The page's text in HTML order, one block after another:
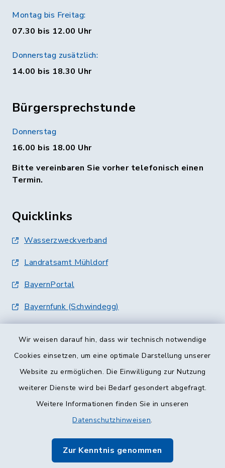
Wir weisen darauf hin, dass wir technisch notwendige
Cookies einsetzen, um eine optimale Darstellung unserer
Website zu ermöglichen. Die Einwilligung zur Nutzung
weiterer Dienste wird bei Bedarf gesondert abgefragt.
Weitere Informationen finden Sie in unseren
Datenschutzhinweisen.
Zur Kenntnis genommen
Montag bis Freitag:
07.30 bis 12.00 Uhr
Donnerstag zusätzlich:
14.00 bis 18.30 Uhr
Bürgersprechstunde
Donnerstag
16.00 bis 18.00 Uhr
Bitte vereinbaren Sie vorher telefonisch einen
Termin.
Quicklinks
Wasserzweckverband
Landratsamt Mühldorf
BayernPortal
Bayernfunk (Schwindegg)
Barrierefreiheit
Impressum